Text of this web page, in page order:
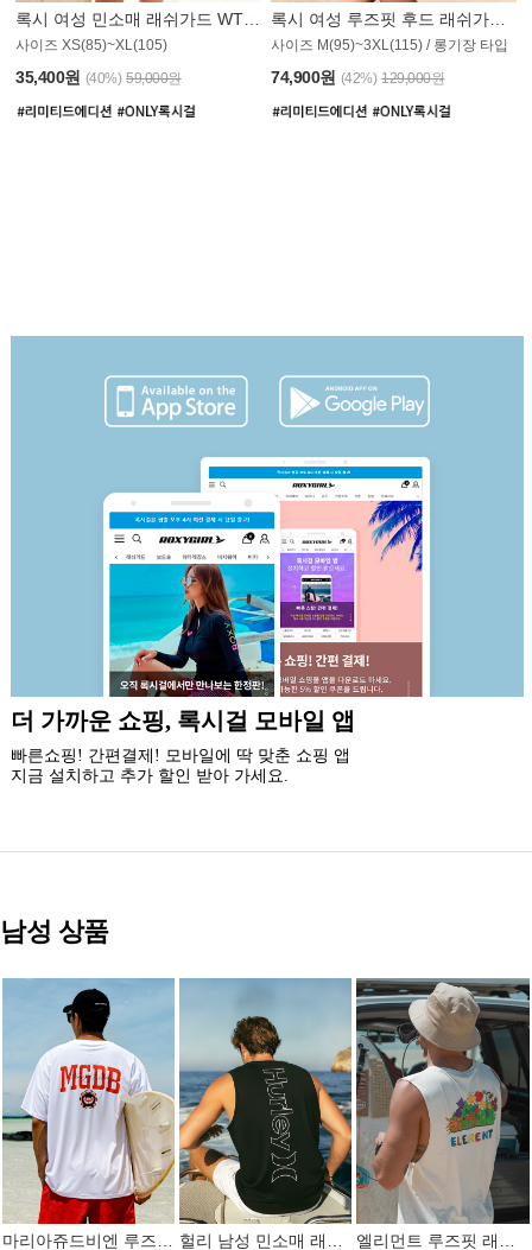
사이즈 XS(85)~XL(105)
35,400원 (40%) 59,000원
사이즈 M(95)~3XL(115) / 롱기장 타입
74,900원 (42%) 129,000원
신규 회원 가입시
5% 즉시 할인 쿠폰과 5만원 할인 쿠폰팩,
최대 20% 생일 쿠폰 혜택을 드립니다.
남성 상품